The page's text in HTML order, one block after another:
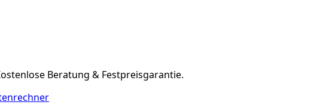
Beratung & Festpreisgarantie.